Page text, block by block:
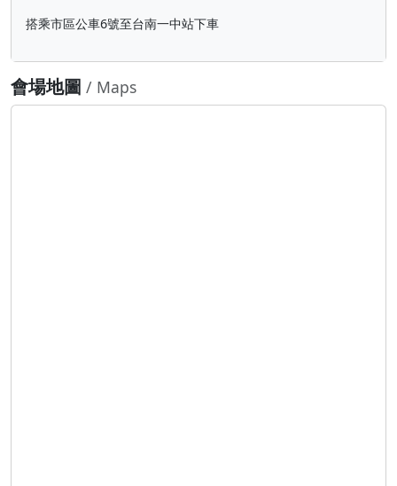
搭乘市區公車6號至台南一中站下車
會場地圖 / Maps